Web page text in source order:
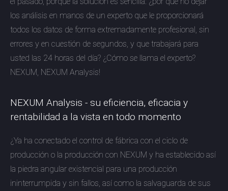
los análisis en manos de un experto que le proporcionará
todos los datos de forma extremadamente profesional, sin
errores y en cuestión de segundos, y que trabajará para
usted las 24 horas del día? ¿Cómo se llama el experto?
NEXUM, NEXUM Analysis!
NEXUM Analysis - su eficiencia, eficacia y
rentabilidad a la vista en todo momento
¿Ya ha conectado el control de fábrica con el ciclo de
producción o la producción con NEXUM y ha establecido así
la piedra angular existencial para una producción
ininterrumpida y sin fallos, así como la salvaguarda de sus